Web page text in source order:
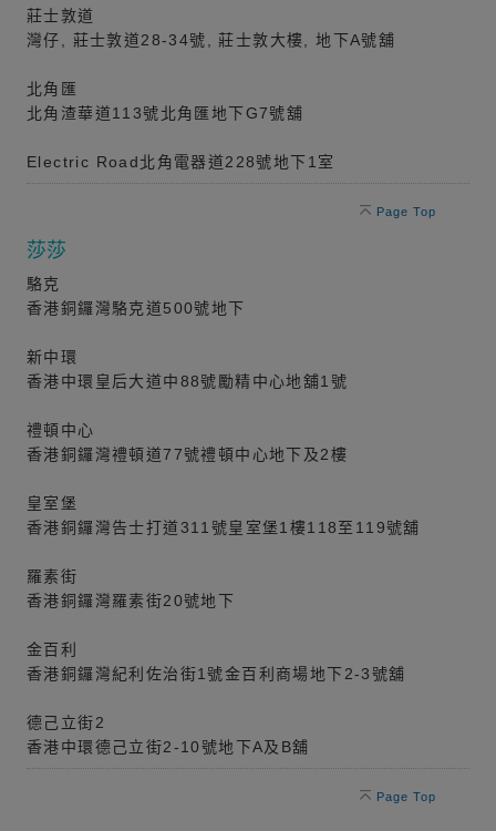
莊士敦道
灣仔, 莊士敦道28-34號, 莊士敦大樓, 地下A號舖
北角匯
北角渣華道113號北角匯地下G7號舖
Electric Road北角電器道228號地下1室
Page Top
莎莎
駱克
香港銅鑼灣駱克道500號地下
新中環
香港中環皇后大道中88號勵精中心地舖1號
禮頓中心
香港銅鑼灣禮頓道77號禮頓中心地下及2樓
皇室堡
香港銅鑼灣告士打道311號皇室堡1樓118至119號舖
羅素街
香港銅鑼灣羅素街20號地下
金百利
香港銅鑼灣紀利佐治街1號金百利商場地下2-3號舖
德己立街2
香港中環德己立街2-10號地下A及B舖
Page Top